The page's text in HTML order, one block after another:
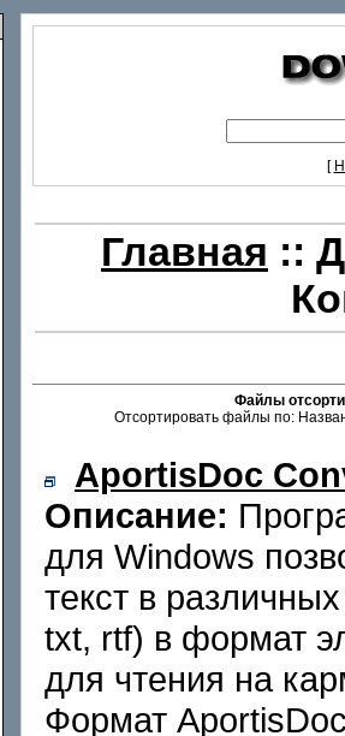
[
Главная ::
Файлы
Отсортировать файлы по:
AportisDoc
Описание:
для Windows
текст в
txt, rtf) в формат
для чтения на
Формат